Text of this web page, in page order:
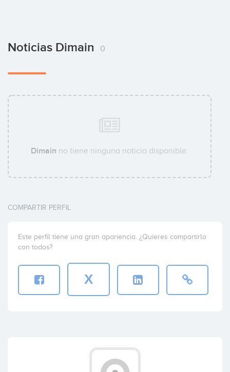
Noticias Dimain 0
Dimain no tiene ninguna noticia disponible.
COMPARTIR PERFIL
Este perfil tiene una gran apariencia. ¿Quieres compartirlo
con todos?
X